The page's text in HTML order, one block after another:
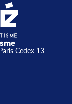
Cedex 13